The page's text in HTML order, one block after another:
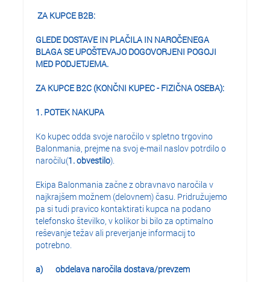
ZA KUPCE B2B:
GLEDE DOSTAVE IN PLAČILA IN NAROČENEGA
BLAGA SE UPOŠTEVAJO DOGOVORJENI POGOJI
MED PODJETJEMA.
ZA KUPCE B2C (KONČNI KUPEC - FIZIČNA OSEBA):
1. POTEK NAKUPA
Ko kupec odda svoje naročilo v spletno trgovino
Balonmania, prejme na svoj e-mail naslov potrdilo o
naročilu(1. obvestilo).
Ekipa Balonmania začne z obravnavo naročila v
najkrajšem možnem (delovnem) času. Pridružujemo
pa si tudi pravico kontaktirati kupca na podano
telefonsko številko, v kolikor bi bilo za optimalno
reševanje težav ali preverjanje informacij to
potrebno.
a) obdelava naročila dostava/prevzem